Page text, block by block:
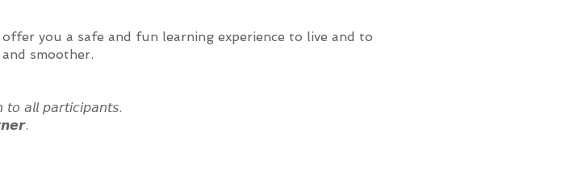
you a safe and fun learning experience to live and to
smoother.
𝘢𝘭𝘭 𝘱𝘢𝘳𝘵𝘪𝘤𝘪𝘱𝘢𝘯𝘵𝘴.